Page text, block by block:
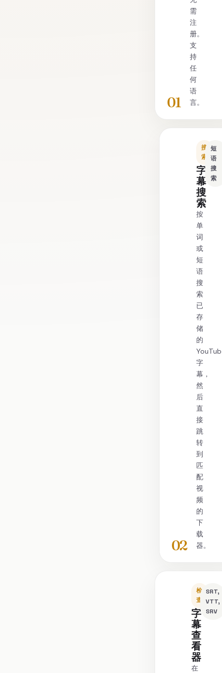
01
需
注
册。
支
持
任
何
语
言。
02
搜
索
字
幕
搜
索
按
单
词
或
短
语
搜
索
已
存
储
的
字
幕，
然
后
直
接
跳
转
到
匹
配
视
频
的
下
载
器。
短
语
搜
索
检
查
字
幕
查
看
器
在
SRT,
VTT,
SRV